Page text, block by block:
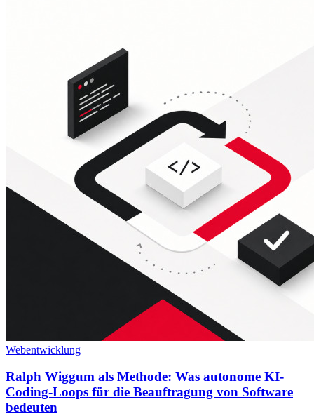
Webentwicklung
Ralph Wiggum als Methode: Was autonome KI-
Coding-Loops für die Beauftragung von Software
bedeuten